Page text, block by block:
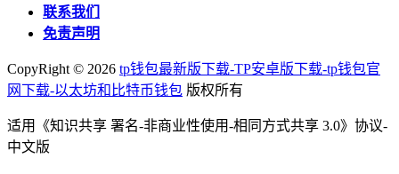
联系我们
免责声明
CopyRight © 2026 tp钱包最新版下载-TP安卓版下载-tp钱包官
网下载-以太坊和比特币钱包 版权所有
适用《知识共享 署名-非商业性使用-相同方式共享 3.0》协议-
中文版